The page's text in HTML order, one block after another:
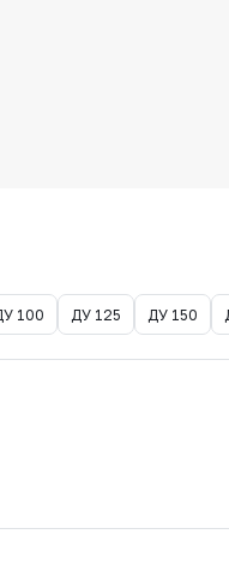
100 ДУ 125 ДУ 150